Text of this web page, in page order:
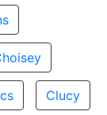
Clucy